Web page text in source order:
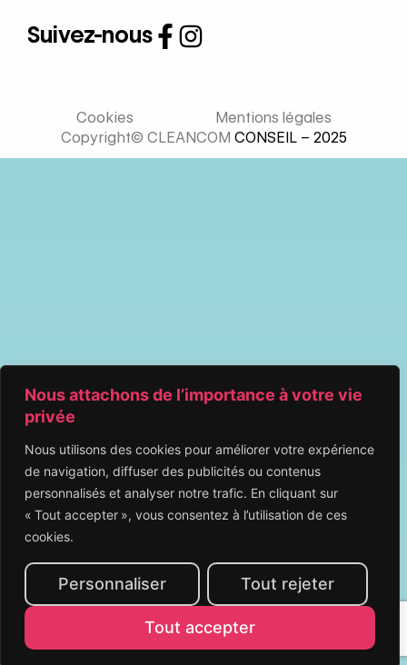
Nous attachons de l’importance à votre vie
privée
Nous utilisons des cookies pour améliorer votre expérience
de navigation, diffuser des publicités ou contenus
personnalisés et analyser notre trafic. En cliquant sur
« Tout accepter », vous consentez à l’utilisation de ces
cookies.
Personnaliser Tout rejeter
Tout accepter
Suivez-nous
Cookies
Mentions légales
Copyright© CLEANCOM CONSEIL – 2025